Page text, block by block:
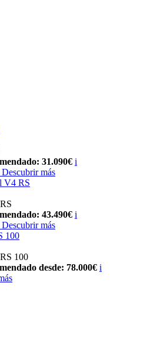
31.090€ i
Descubrir más
V4 RS
43.490€ i
Descubrir más
100
100
desde: 78.000€ i